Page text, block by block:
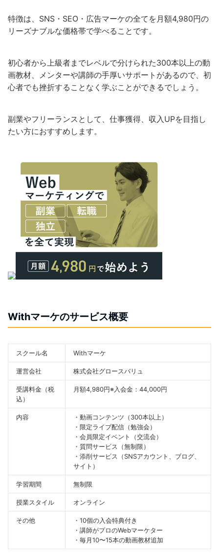
特徴は、SNS・SEO・広告マーケの全てを月額4,980円の
リーズナブルな価格帯で学べることです。
初心者から上級者までレベルで分けられた300本以上の動
画教材、メンターや講師の手厚いサポートがあるので、初
心者でも挫折することなく学ぶことができるでしょう。
副業やフリーランスとして、仕事獲得、収入UPを目指し
たい方におすすめします。
Withマーケのサービス概要
スクール名 Withマーケ
運営会社 株式会社グロースバリュ
受講料金（税
込）
月額4,980円※入会金：44,000円
内容
・動画コンテンツ（300本以上）
・限定ライブ配信（勉強会）
・会員限定イベント（交流会）
・質問サービス（無制限）
・添削サービス（SNSアカウント、ブログ、
サイト）
学習期間 無制限
授業スタイル オンライン
その他
・10個の入会特典付き
・講師がプロのWebマーケター
・毎月10〜15本の動画教材追加